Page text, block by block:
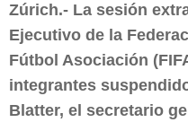
Zúrich.- La sesión
Ejecutivo de la
Fútbol Asociación
integrantes
Blatter, el secretario